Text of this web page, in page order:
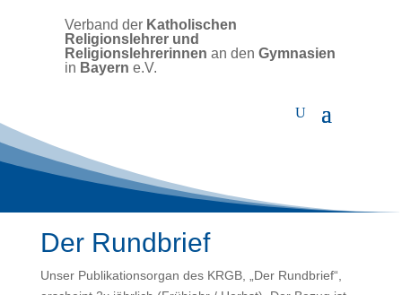
Verband der Katholischen
Religionslehrer und
Religionslehrerinnen an den Gymnasien
in Bayern e.V.
Der Rundbrief
Unser Publikationsorgan des KRGB, „Der Rundbrief“,